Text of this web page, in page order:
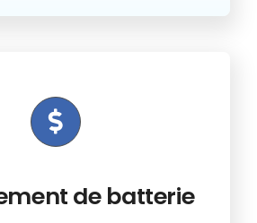
de batterie